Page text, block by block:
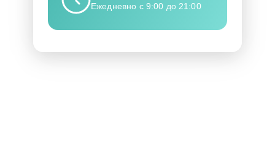
Ежедневно с 9:00 до 21:00